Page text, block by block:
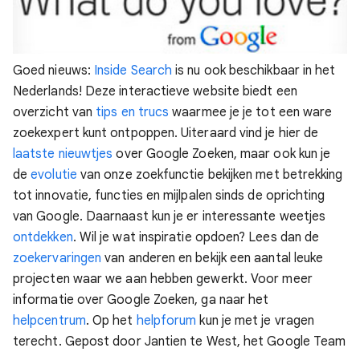
Goed nieuws: Inside Search is nu ook beschikbaar in het
Nederlands! Deze interactieve website biedt een
overzicht van tips en trucs waarmee je je tot een ware
zoekexpert kunt ontpoppen. Uiteraard vind je hier de
laatste nieuwtjes over Google Zoeken, maar ook kun je
deevolutie van onze zoekfunctie bekijken met betrekking
tot innovatie, functies en mijlpalen sinds de oprichting
van Google. Daarnaast kun je er interessante weetjes
ontdekken. Wil je wat inspiratie opdoen? Lees dan de
zoekervaringen van anderen en bekijk een aantal leuke
projecten waar we aan hebben gewerkt. Voor meer
informatie over Google Zoeken, ga naar het
helpcentrum. Op het helpforum kun je met je vragen
terecht. Gepost door Jantien te West, het Google Team